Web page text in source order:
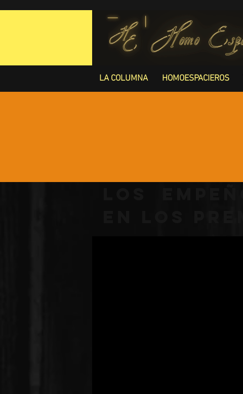
LA COLUMNA HOMOESPACIEROS